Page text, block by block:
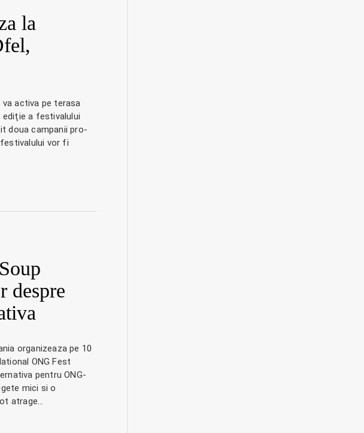
la
activa pe terasa
ediţie a festivalului
doua campanii pro-
vor fi
despre
organizeaza pe 10
ONG Fest
pentru ONG-
mici si o
atrage…